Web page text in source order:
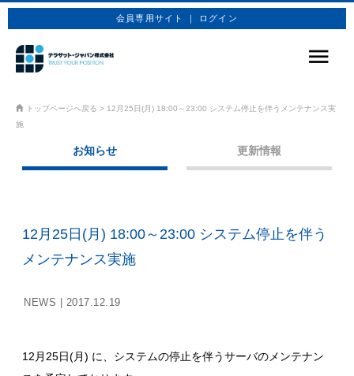
会員専用サイト ｜ ログイン
技術情報
お問合せ
トップページへ戻る > 12月25日(月) 18:00～23:00 システム停止を伴うメンテナンス実
施
お知らせ 更新情報
12月25日(月) 18:00～23:00 システム停止を伴う
メンテナンス実施
NEWS | 2017.12.19
12月25日(月) に、システムの停止を伴うサーバのメンテナン